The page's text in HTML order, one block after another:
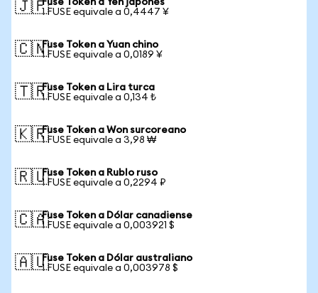
🇯🇵Fuse Token a Yen japonés
1 FUSE equivale a 0,4447 ¥
🇨🇳Fuse Token a Yuan chino
1 FUSE equivale a 0,0189 ¥
🇹🇷Fuse Token a Lira turca
1 FUSE equivale a 0,134 ₺
🇰🇷Fuse Token a Won surcoreano
1 FUSE equivale a 3,98 ₩
🇷🇺Fuse Token a Rublo ruso
1 FUSE equivale a 0,2294 ₽
🇨🇦Fuse Token a Dólar canadiense
1 FUSE equivale a 0,003921 $
🇦🇺Fuse Token a Dólar australiano
1 FUSE equivale a 0,003978 $